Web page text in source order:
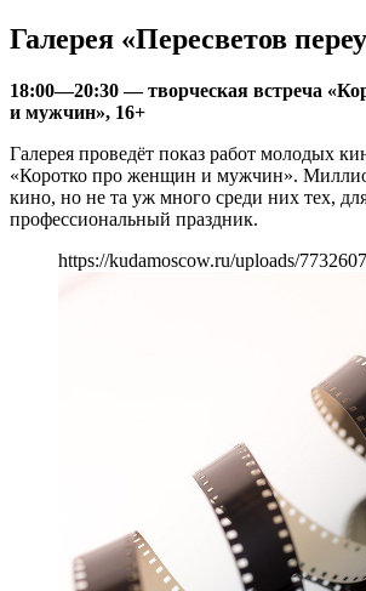
Галерея «Пересветов
18:00—20:30 — творческая встреча
и мужчин», 16+
Галерея проведёт показ работ молодых
«Коротко про женщин и мужчин».
кино, но не та уж много среди них тех,
профессиональный праздник.
https://kudamoscow.ru/uploads/